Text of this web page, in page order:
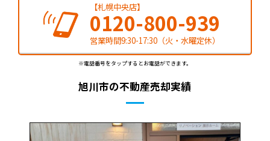
【札幌中央店】
0120-800-939
営業時間9:30-17:30（火・水曜定休）
※電話番号をタップするとお電話ができます。
旭川市の不動産売却実績